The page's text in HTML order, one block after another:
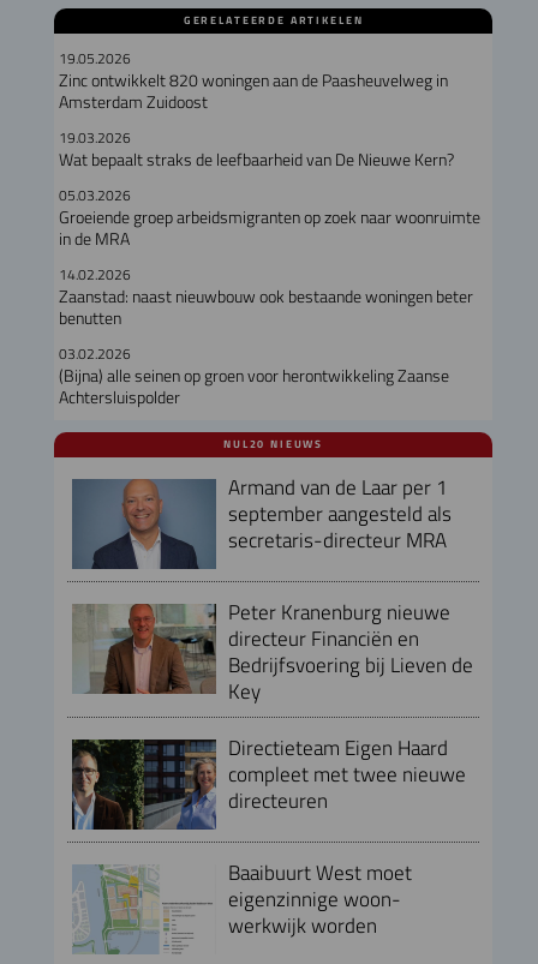
GERELATEERDE ARTIKELEN
19.05.2026
Zinc ontwikkelt 820 woningen aan de Paasheuvelweg in
Amsterdam Zuidoost
19.03.2026
Wat bepaalt straks de leefbaarheid van De Nieuwe Kern?
05.03.2026
Groeiende groep arbeidsmigranten op zoek naar woonruimte
in de MRA
14.02.2026
Zaanstad: naast nieuwbouw ook bestaande woningen beter
benutten
03.02.2026
(Bijna) alle seinen op groen voor herontwikkeling Zaanse
Achtersluispolder
NUL20 NIEUWS
Armand van de Laar per 1
september aangesteld als
secretaris-directeur MRA
Peter Kranenburg nieuwe
directeur Financiën en
Bedrijfsvoering bij Lieven de
Key
Directieteam Eigen Haard
compleet met twee nieuwe
directeuren
Baaibuurt West moet
eigenzinnige woon-
werkwijk worden